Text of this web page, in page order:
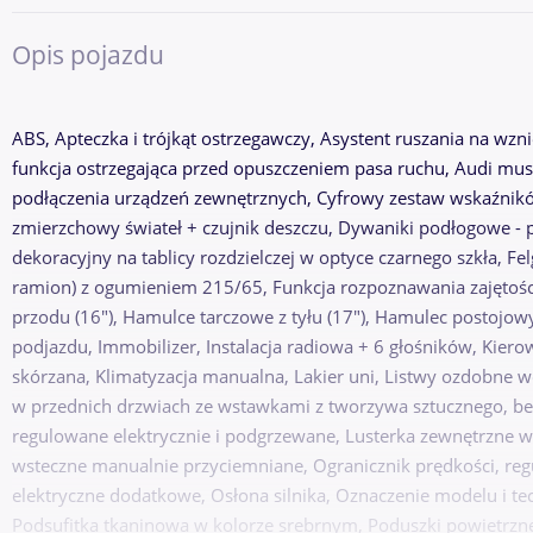
Opis pojazdu
ABS, Apteczka i trójkąt ostrzegawczy, Asystent ruszania na
funkcja ostrzegająca przed opuszczeniem pasa ruchu, Audi
podłączenia urządzeń zewnętrznych, Cyfrowy zestaw
zmierzchowy świateł + czujnik deszczu, Dywaniki podłogowe -
dekoracyjny na tablicy rozdzielczej w optyce czarnego szkła,
ramion) z ogumieniem 215/65, Funkcja rozpoznawania
przodu (16"), Hamulce tarczowe z tyłu (17"), Hamulec
podjazdu, Immobilizer, Instalacja radiowa + 6 głośników,
skórzana, Klimatyzacja manualna, Lakier uni, Listwy ozdobne
w przednich drzwiach ze wstawkami z tworzywa sztucznego,
regulowane elektrycznie i podgrzewane, Lusterka zewnętrzne
wsteczne manualnie przyciemniane, Ogranicznik prędkości,
elektryczne dodatkowe, Osłona silnika, Oznaczenie modelu i
Podsufitka tkaninowa w kolorze srebrnym, Poduszki